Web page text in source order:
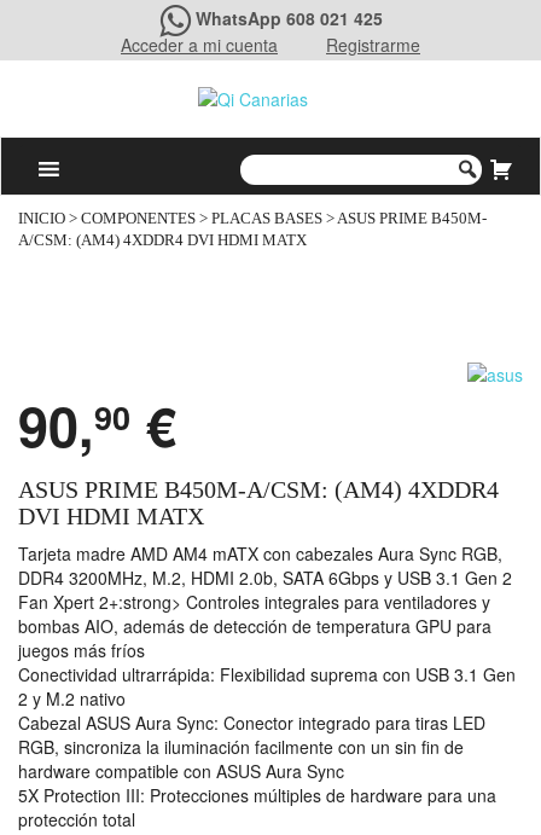
WhatsApp 608 021 425
Acceder a mi cuenta
Registrarme
INICIO > COMPONENTES > PLACAS BASES > ASUS PRIME B450M-
A/CSM: (AM4) 4XDDR4 DVI HDMI MATX
90,90 €
ASUS PRIME B450M-A/CSM: (AM4) 4XDDR4
DVI HDMI MATX
Tarjeta madre AMD AM4 mATX con cabezales Aura Sync RGB,
DDR4 3200MHz, M.2, HDMI 2.0b, SATA 6Gbps y USB 3.1 Gen 2
Fan Xpert 2+:strong> Controles integrales para ventiladores y
bombas AIO, además de detección de temperatura GPU para
juegos más fríos
Conectividad ultrarrápida: Flexibilidad suprema con USB 3.1 Gen
2 y M.2 nativo
Cabezal ASUS Aura Sync: Conector integrado para tiras LED
RGB, sincroniza la iluminación facilmente con un sin fin de
hardware compatible con ASUS Aura Sync
5X Protection III: Protecciones múltiples de hardware para una
protección total